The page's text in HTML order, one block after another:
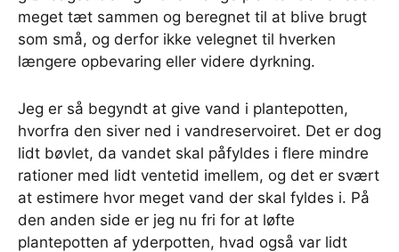
meget tæt sammen og beregnet til at blive brugt
som små, og derfor ikke velegnet til hverken
længere opbevaring eller videre dyrkning.
Jeg er så begyndt at give vand i plantepotten,
hvorfra den siver ned i vandreservoiret. Det er dog
lidt bøvlet, da vandet skal påfyldes i flere mindre
rationer med lidt ventetid imellem, og det er svært
at estimere hvor meget vand der skal fyldes i. På
den anden side er jeg nu fri for at løfte
plantepotten af yderpotten, hvad også var lidt